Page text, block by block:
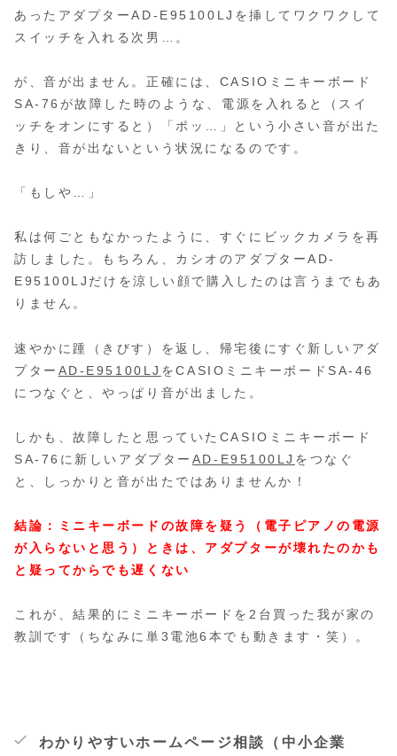
あったアダプターAD-E95100LJを挿してワクワクして
スイッチを入れる次男…。
が、音が出ません。正確には、CASIOミニキーボード
SA-76が故障した時のような、電源を入れると（スイ
ッチをオンにすると）「ポッ…」という小さい音が出た
きり、音が出ないという状況になるのです。
「もしや…」
私は何ごともなかったように、すぐにビックカメラを再
訪しました。もちろん、カシオのアダプターAD-
E95100LJだけを涼しい顔で購入したのは言うまでもあ
りません。
速やかに踵（きびす）を返し、帰宅後にすぐ新しいアダ
プター AD-E95100LJ をCASIOミニキーボードSA-46
につなぐと、やっぱり音が出ました。
しかも、故障したと思っていたCASIOミニキーボード
SA-76に新しいアダプター AD-E95100LJ をつなぐ
と、しっかりと音が出たではありませんか！
結論：ミニキーボードの故障を疑う（電子ピアノの電源
が入らないと思う）ときは、アダプターが壊れたのかも
と疑ってからでも遅くない
これが、結果的にミニキーボードを2台買った我が家の
教訓です（ちなみに単3電池6本でも動きます・笑）。
わかりやすいホームページ相談（中小企業